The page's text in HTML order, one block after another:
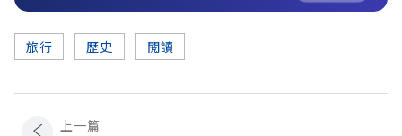
旅行 歷史 閱讀
上一篇